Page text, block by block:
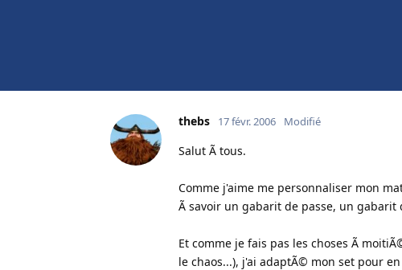
thebs 17 févr. 2006 Modifié
Salut Ã tous.
Comme j'aime me personnaliser mon
Ã savoir un gabarit de passe, un
Et comme je fais pas les choses Ã
le chaos...), j'ai adaptÃ© mon set pour